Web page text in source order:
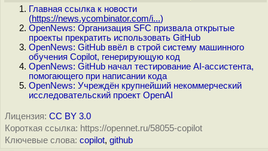
Главная ссылка к новости
(https://news.ycombinator.com/i...)
OpenNews: Организация SFC призвала открытые
проекты прекратить использовать GitHub
OpenNews: GitHub ввёл в строй систему машинного
обучения Copilot, генерирующую код
OpenNews: GitHub начал тестирование AI-ассистента,
помогающего при написании кода
OpenNews: Учреждён крупнейший некоммерческий
исследовательский проект OpenAI
Лицензия: CC BY 3.0
Короткая ссылка: https://opennet.ru/58055-copilot
Ключевые слова: copilot, github